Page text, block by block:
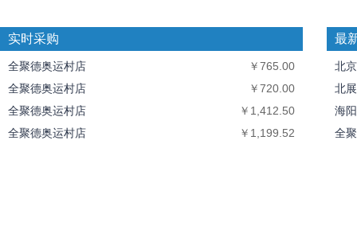
实时采购
全聚德奥运村店
￥765.00
全聚德奥运村店
￥720.00
全聚德奥运村店
￥1,412.50
全聚德奥运村店
￥1,199.52
最
北
北
海
全